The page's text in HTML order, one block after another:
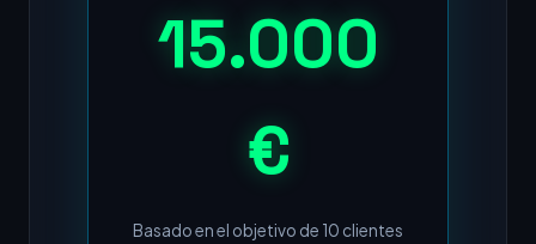
15.000
€
Basado en el objetivo de 10 clientes